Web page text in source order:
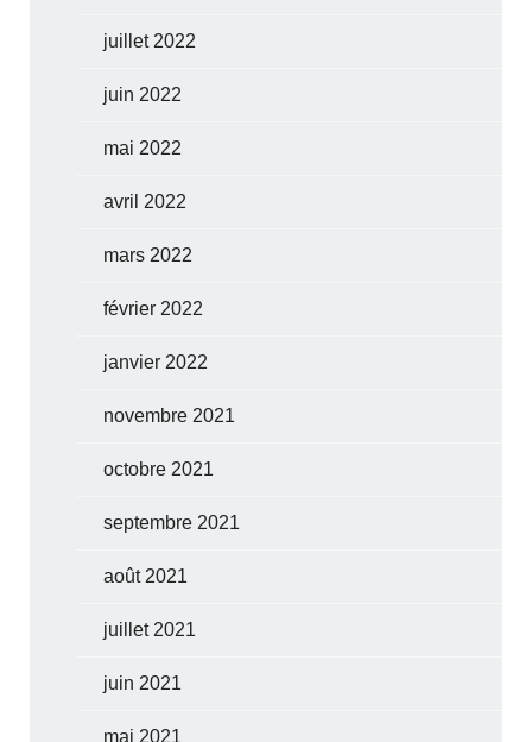
juillet 2022
juin 2022
mai 2022
avril 2022
mars 2022
février 2022
janvier 2022
novembre 2021
octobre 2021
septembre 2021
août 2021
juillet 2021
juin 2021
mai 2021